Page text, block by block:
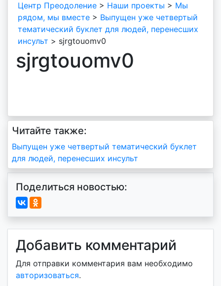
Центр Преодоление > Наши проекты > Мы
рядом, мы вместе > Выпущен уже четвертый
тематический буклет для людей, перенесших
инсульт > sjrgtouomv0
sjrgtouomv0
Читайте также:
Навигация
по
записям
Выпущен уже четвертый тематический буклет
для людей, перенесших инсульт
Поделиться новостью:
Добавить комментарий
Для отправки комментария вам необходимо
авторизоваться.